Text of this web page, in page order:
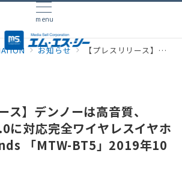
menu
お知らせ 【プレスリリース】デンノーは高音質、Bluetooth 5.0に対応完全ワイヤレスイヤホン Twin Sounds 「MTW-BT5」2019年10月中旬発売
ス】デンノーは高音質、
対応完全ワイヤレスイヤホ
「MTW-BT5」2019年10